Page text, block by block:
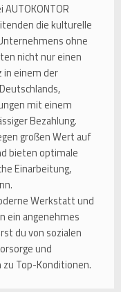
AUTOKONTOR
die kulturelle
ohne
nicht nur einen
in einem der
mit einem
Bezahlung.
großen Wert auf
bieten optimale
Einarbeitung,
Werkstatt und
ein angenehmes
du von sozialen
und
Top-Konditionen.